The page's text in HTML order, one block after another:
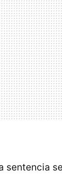
sentencia